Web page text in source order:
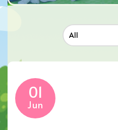
01
Jun